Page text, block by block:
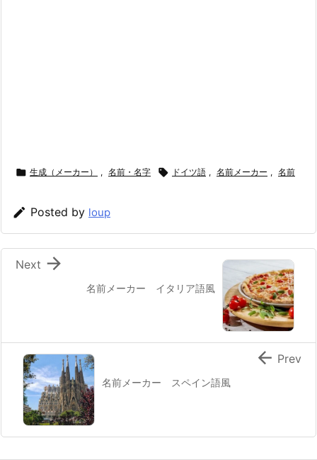
 生成（メーカー） , 名前・名字  ドイツ語 , 名前メーカー , 名前
 Posted by loup
名前メーカー イタリア語風

Next
名前メーカー スペイン語風
 Prev